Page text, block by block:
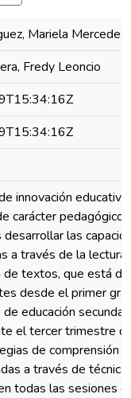
Mariela Mercedes
Fredy Leoncio
innovación educativa
carácter pedagógico,
las
a través de la lectura
de textos, que está
desde el primer
educación
el tercer trimestre
de comprensión
a través de
todas las sesiones